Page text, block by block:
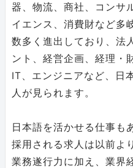
器、物流、商社、コンサ
イエンス、消費財など多
数多く進出しており、法
ント、経営企画、経理・
IT、エンジニアなど、日
人が見られます。
日本語を活かせる仕事も
採用される求人は以前よ
業務遂行力に加え、業界